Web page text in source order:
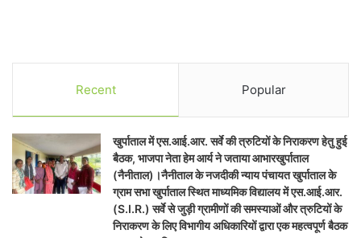
Recent Popular
खुर्पाताल में एस.आई.आर. सर्वे की त्रुटियों के निराकरण हेतु हुई
बैठक, भाजपा नेता हेम आर्य ने जताया आभारखुर्पाताल
(नैनीताल)।नैनीताल के नजदीकी न्याय पंचायत खुर्पाताल के
ग्राम सभा खुर्पाताल स्थित माध्यमिक विद्यालय में एस.आई.आर.
(S.I.R.) सर्वे से जुड़ी ग्रामीणों की समस्याओं और त्रुटियों के
निराकरण के लिए विभागीय अधिकारियों द्वारा एक महत्वपूर्ण बैठक